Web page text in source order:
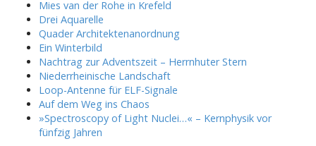
Mies van der Rohe in Krefeld
Drei Aquarelle
Quader Architektenanordnung
Ein Winterbild
Nachtrag zur Adventszeit – Herrnhuter Stern
Niederrheinische Landschaft
Loop-Antenne für ELF-Signale
Auf dem Weg ins Chaos
»Spectroscopy of Light Nuclei…« – Kernphysik vor
fünfzig Jahren